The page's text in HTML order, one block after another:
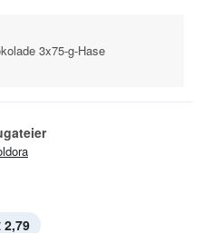
3x75-g-Hase
2,79